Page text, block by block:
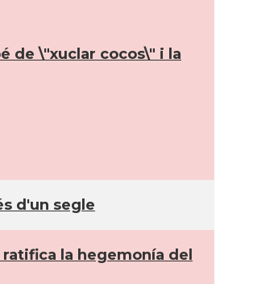
de \"xuclar cocos\" i la
d'un segle
la hegemoní­a del